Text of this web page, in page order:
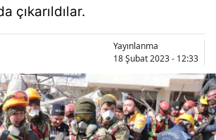
çıkarıldılar.
Yayınlanma
18 Şubat 2023 - 12:33